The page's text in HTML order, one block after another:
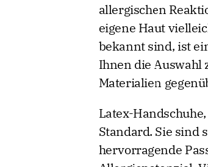
allergischen
eigene Haut
bekannt sind, ist
Ihnen die Auswahl
Materialien
Latex-
Standard. Sie sind
hervorragende